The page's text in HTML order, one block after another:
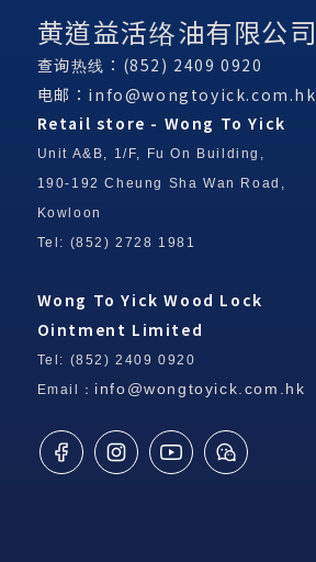
黄道益活络油有限公司
查询热线：(852) 2409 0920
电邮： info@wongtoyick.com.hk
Retail store - Wong To Yick
Unit A&B, 1/F, Fu On Building,
190-192 Cheung Sha Wan Road,
Kowloon
Tel: (852) 2728 1981
Wong To Yick Wood Lock
Ointment Limited
Tel: (852) 2409 0920
Email： info@wongtoyick.com.hk